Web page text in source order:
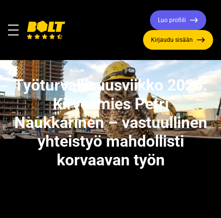
Valikko
etusivulle
Luo profiili
Kirjaudu sisään
Työturvallisuusviikko 2026:
Kirvesmies Petri
Naukkarinen – vastuullinen
yhteistyö mahdollisti
korvaavan työn